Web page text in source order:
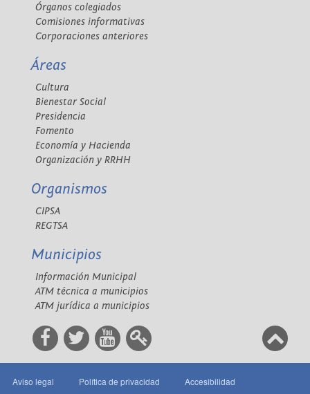
Órganos colegiados
Comisiones informativas
Corporaciones anteriores
Áreas
Cultura
Bienestar Social
Presidencia
Fomento
Economía y Hacienda
Organización y RRHH
Organismos
CIPSA
REGTSA
Municipios
Información Municipal
ATM técnica a municipios
ATM jurídica a municipios
Aviso legal Política de privacidad Accesibilidad